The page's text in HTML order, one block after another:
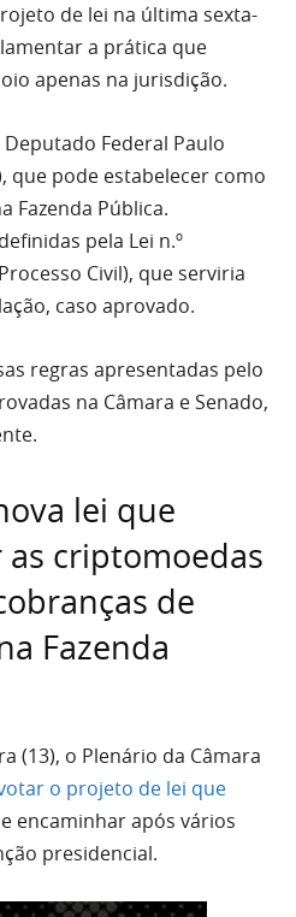
de lei na última sexta-
a prática que
apenas na jurisdição.
Federal Paulo
que pode estabelecer como
Fazenda Pública.
pela Lei n.º
Civil), que serviria
caso aprovado.
regras apresentadas pelo
na Câmara e Senado,
lei que
criptomoedas
de
Fazenda
(13), o Plenário da Câmara
o projeto de lei que
e encaminhar após vários
presidencial.